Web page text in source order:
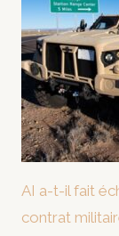
AI a-t-il fait
contrat